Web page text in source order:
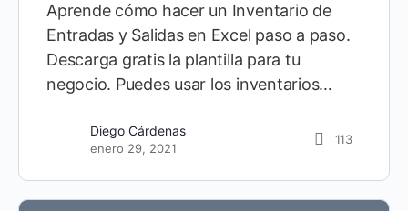
Aprende cómo hacer un Inventario de
Entradas y Salidas en Excel paso a paso.
Descarga gratis la plantilla para tu
negocio. Puedes usar los inventarios…
Diego Cárdenas
enero 29, 2021
113